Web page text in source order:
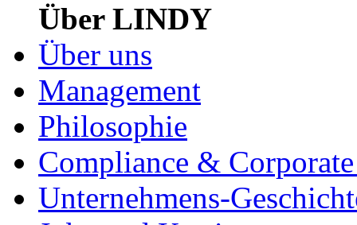
Über LINDY
Über uns
Management
Philosophie
Compliance &
Unternehmens-